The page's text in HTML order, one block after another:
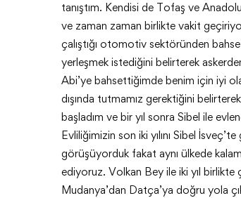
tanıştım. Kendisi de Tofaş ve
ve zaman zaman birlikte vakit
çalıştığı otomotiv sektöründen
yerleşmek istediğini belirterek
Abi’ye bahsettiğimde benim için iyi
dışında tutmamız gerektiğini
başladım ve bir yıl sonra Sibel ile
Evliliğimizin son iki yılını Sibel
görüşüyorduk fakat aynı ülkede
ediyoruz. Volkan Bey ile iki yıl birlikte
Mudanya’dan Datça’ya doğru yola